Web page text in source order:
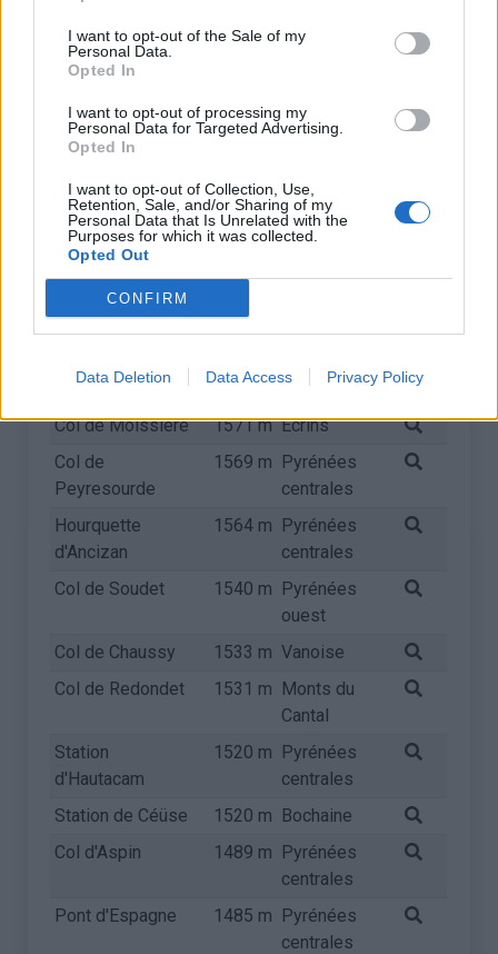
I want to opt-out of the Sale of my
Personal Data.
Opted In
I want to opt-out of processing my
Personal Data for Targeted Advertising.
Opted In
I want to opt-out of Collection, Use,
Retention, Sale, and/or Sharing of my
Personal Data that Is Unrelated with the
Purposes for which it was collected.
Opted Out
CONFIRM
Data Deletion Data Access Privacy Policy
centrales
Roche Beranger
(Station de
Chamrousse)
centrales
Col de Tramassel
1616 m Pyrénées
Pas de Peyrol
centrales
Col de Moissière
1571 m Ecrins
Col de
Peyresourde
1569 m Pyrénées
centrales
Hourquette
d'Ancizan
1564 m Pyrénées
centrales
Col de Soudet
1540 m Pyrénées
ouest
Col de Chaussy
1533 m Vanoise
Col de Redondet
1531 m Monts du
Cantal
Station
d'Hautacam
1520 m Pyrénées
centrales
Station de Céüse
1520 m Bochaine
Col d'Aspin
1489 m Pyrénées
centrales
Pont d'Espagne
1485 m Pyrénées
centrales